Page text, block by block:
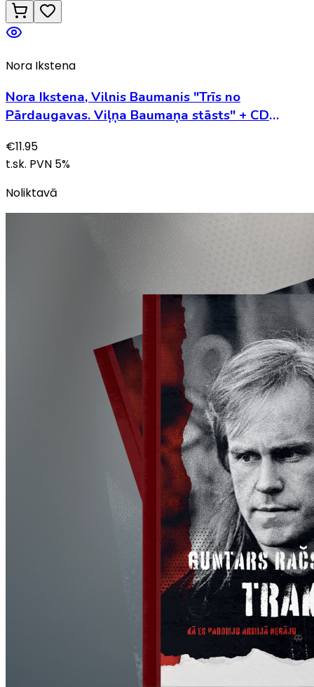
Nora Ikstena
Nora Ikstena, Vilnis Baumanis "Trīs no
Pārdaugavas. Viļņa Baumaņa stāsts" + CD
€11.95
t.sk. PVN 5%
Noliktavā